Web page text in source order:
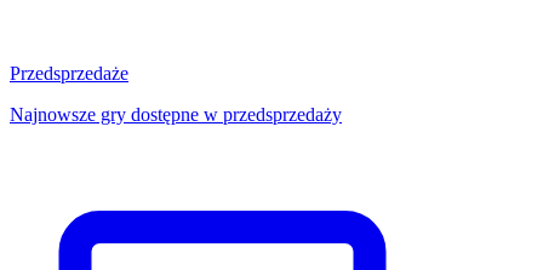
Przedsprzedaże
Najnowsze gry dostępne w przedsprzedaży